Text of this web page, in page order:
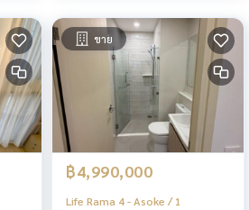
ขาย
฿4,990,000
Life Rama 4 - Asoke / 1